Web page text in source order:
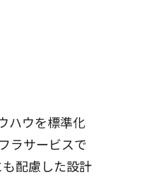
ハウを標準化
ラサービスで
配慮した設計